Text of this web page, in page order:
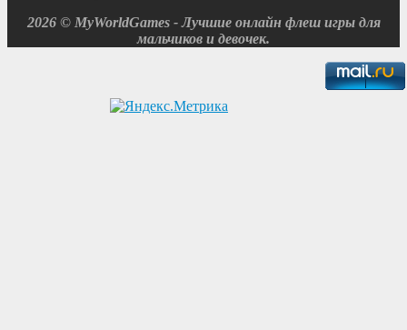
2026 © MyWorldGames - Лучшие онлайн флеш игры для
мальчиков и девочек.